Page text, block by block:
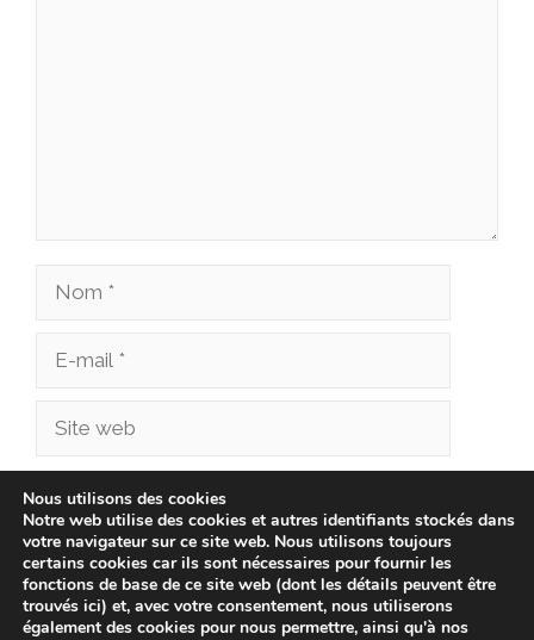
Nom
Site
Enregistrer mon nom, mon e-mail et mon site
dans le navigateur pour mon prochain
commentaire.
Nous utilisons des cookies
Notre web utilise des cookies et autres identifiants stockés dans
votre navigateur sur ce site web. Nous utilisons toujours
certains cookies car ils sont nécessaires pour fournir les
fonctions de base de ce site web (dont les détails peuvent être
trouvés ici) et, avec votre consentement, nous utiliserons
également des cookies pour nous permettre, ainsi qu'à nos